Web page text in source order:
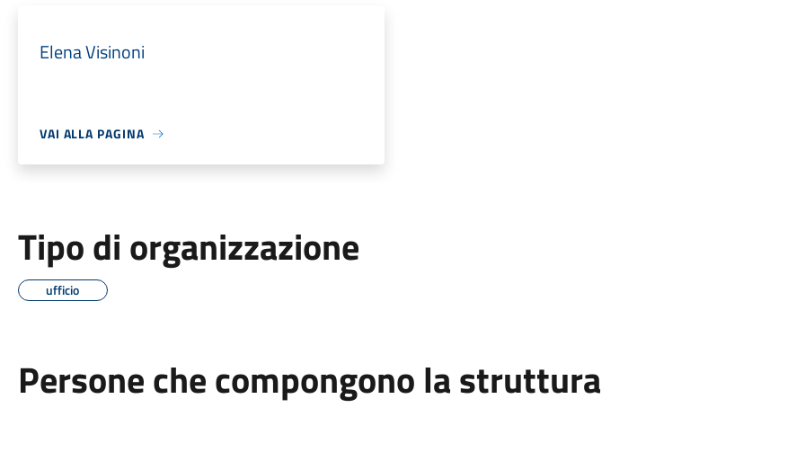
Elena Visinoni
VAI ALLA PAGINA
Tipo di organizzazione
ufficio
Persone che compongono la struttura